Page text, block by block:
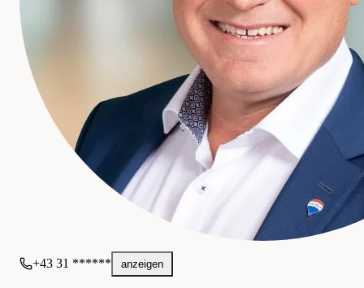
Bildungseinrichtungen, darunter die Kinderkrippe, den Kindergarten
und die Volksschule Weinitzen-Niederschöckl. Auch musikalische
Angebote, wie die Musikschule für Steirische Harmonika, sorgen für
eine vielseitige Förderung der Kleinsten.
Diese Bauplätze bieten die perfekte Kombination aus ruhigem,
naturnahem Wohnen und einer ausgezeichneten Anbindung an die
städtische Infrastruktur. Ob Familien mit Kindern oder Pendler – jeder
findet hier den idealen Lebensraum. Genießen Sie die Ruhe abseits
Stadt und gleichzeitig die schnelle Erreichbarkeit von Graz.
Herr Mag. Birringer wurde als Vertragserrichter für die Erstellung des
Kaufvertrags und die Abwicklung festgelegt. Die Vertragskosten
belaufen sich pauschal auf € 3.500,- pro Grundstück.
Für weitere Informationen bzw. für die Vereinbarung eines
Besichtigungstermins stehe ich Ihnen gerne zur Verfügung.
Bitte beachten Sie, dass wir aufgrund unserer Nachweispflicht dem
Gewerblich
+43 31 ****** anzeigen